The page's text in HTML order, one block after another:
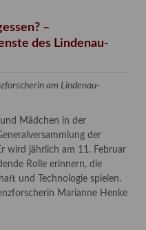
–
des Lindenau-
am Lindenau-
Mädchen in der
der
wird jährlich am 11. Februar
Rolle erinnern, die
und Technologie spielen.
Marianne Henke